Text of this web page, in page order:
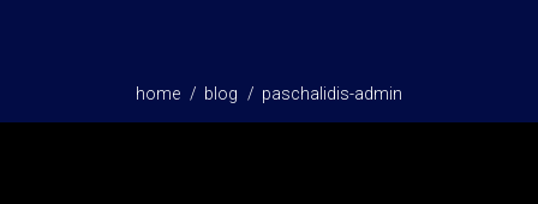
home blog paschalidis-admin